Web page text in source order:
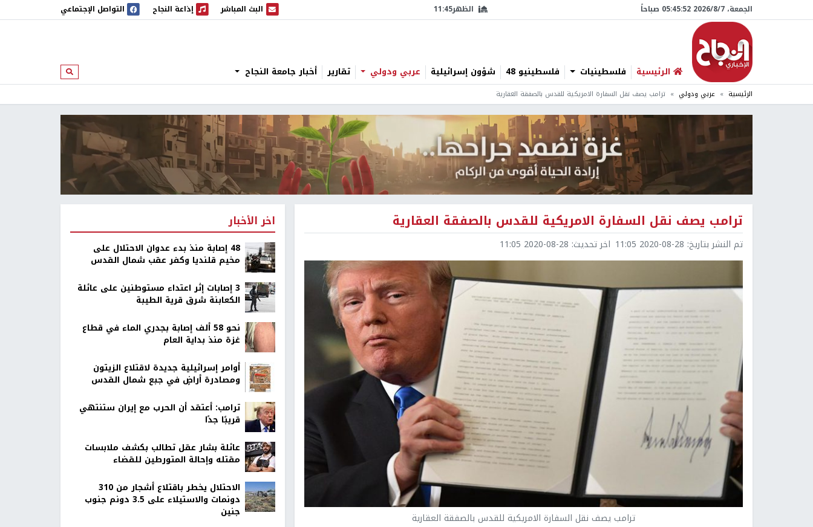
الجمعة، 7/‏8/‏2026 05:45:53 صباحاً الظهر11:45 البث المباشر
البث المباشر إذاعة النجاح
إذاعة النجاح التواصل الإجتماعي
الرئيسية فلسطينيات فلسطينيو 48 شؤون إسرائيلية عربي ودولي تقارير أخبار جامعة النجاح ابحث
الرئيسية عربي ودولي ترامب يصف نقل السفارة الامريكية للقدس بالصفقة العقارية
ترامب يصف نقل السفارة الامريكية للقدس بالصفقة العقارية
تم النشر بتاريخ: 2020-08-28 11:05 اخر تحديث: 2020-08-28 11:05
ترامب يصف نقل السفارة الامريكية للقدس بالصفقة العقارية
اخر الأخبار
48 إصابة منذ بدء عدوان الاحتلال على
مخيم قلنديا وكفر عقب شمال القدس
‏3 إصابات إثر اعتداء مستوطنين على عائلة
الكعابنة شرق قرية الطيبة
نحو 58 ألف إصابة بجدري الماء في قطاع
غزة منذ بداية العام
أوامر إسرائيلية جديدة لاقتلاع الزيتون
ومصادرة أراضٍ في جبع شمال القدس
ترامب: أعتقد أن الحرب مع إيران ستنتهي
قريبًا جدًا
عائلة بشار عقل تطالب بكشف ملابسات
مقتله وإحالة المتورطين للقضاء
الاحتلال يخطر باقتلاع أشجار من 310
دونمات والاستيلاء على 3.5 دونم جنوب
جنين